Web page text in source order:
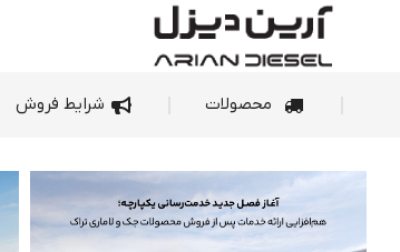
محصولات شرایط فروش